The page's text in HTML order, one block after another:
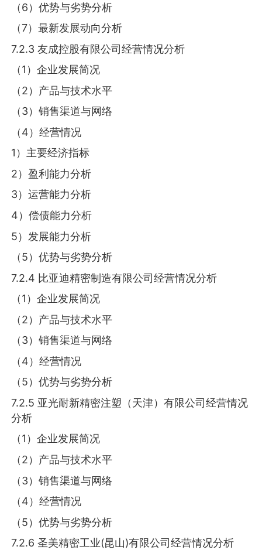
（6）优势与劣势分析
（7）最新发展动向分析
7.2.3 友成控股有限公司经营情况分析
（1）企业发展简况
（2）产品与技术水平
（3）销售渠道与网络
（4）经营情况
1）主要经济指标
2）盈利能力分析
3）运营能力分析
4）偿债能力分析
5）发展能力分析
（5）优势与劣势分析
7.2.4 比亚迪精密制造有限公司经营情况分析
（1）企业发展简况
（2）产品与技术水平
（3）销售渠道与网络
（4）经营情况
（5）优势与劣势分析
7.2.5 亚光耐新精密注塑（天津）有限公司经营情况
分析
（1）企业发展简况
（2）产品与技术水平
（3）销售渠道与网络
（4）经营情况
（5）优势与劣势分析
7.2.6 圣美精密工业(昆山)有限公司经营情况分析